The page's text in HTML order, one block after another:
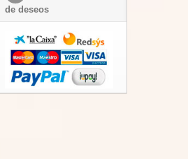
de deseos